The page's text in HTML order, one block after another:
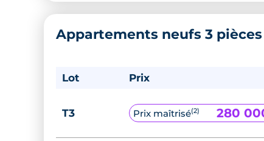
Appartements neufs 3 pièces
Lot Prix
T3 Prix maîtrisé(2) 280